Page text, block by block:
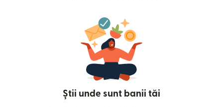
Știi unde sunt banii tăi